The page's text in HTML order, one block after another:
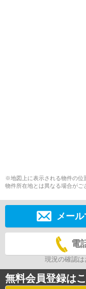
※地図上に表示される物件の位
物件所在地とは異なる場合がご
メー
電
現況の確認は
無料会員登録は